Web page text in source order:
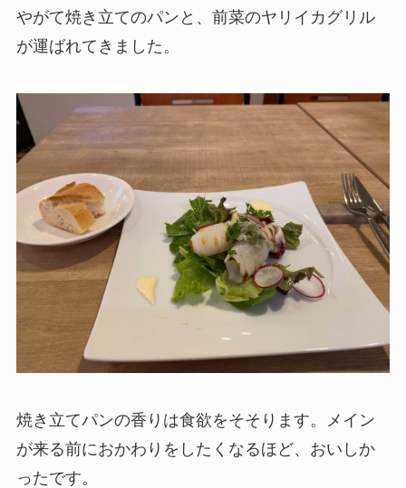
やがて焼き立てのパンと、前菜のヤリイカグリル
が運ばれてきました。
焼き立てパンの香りは食欲をそそります。メイン
が来る前におかわりをしたくなるほど、おいしか
ったです。